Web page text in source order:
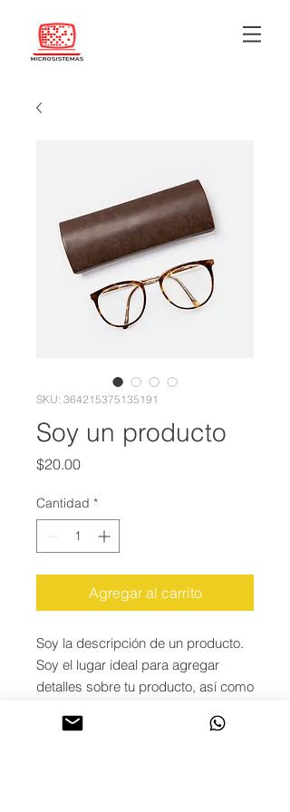
SKU: 364215375135191
Soy un producto
$20.00Precio
Cantidad *
Agregar al carrito
Soy la descripción de un producto.
Soy el lugar ideal para agregar
detalles sobre tu producto, así como
de cuidado y de limpieza.